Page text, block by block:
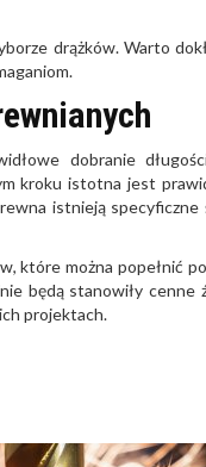
drążków. Warto
dobranie
kroku istotna jest
istnieją specyficzne
które można popełnić
będą stanowiły cenne
projektach.